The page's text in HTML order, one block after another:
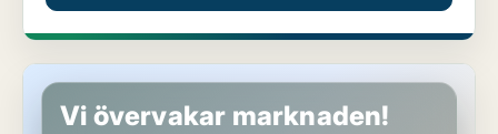
Lägenhet i Osby
Vi övervakar marknaden!